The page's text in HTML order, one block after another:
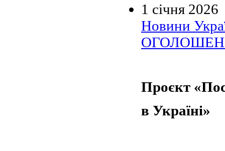
1 січня 2026
Новини
Проєкт
в Україні»